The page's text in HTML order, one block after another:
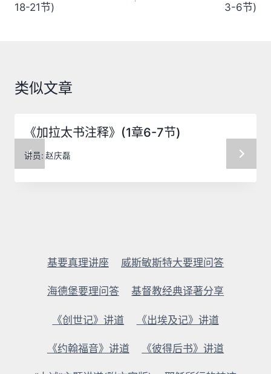
导
18-21节)
3-6节)
类似文章
《加拉太书注释》(1章6-7节)
讲员: 赵庆磊
基要真理讲座 威斯敏斯特大要理问答
海德堡要理问答 基督教经典译著分享
《创世记》讲道 《出埃及记》讲道
《约翰福音》讲道 《彼得后书》讲道